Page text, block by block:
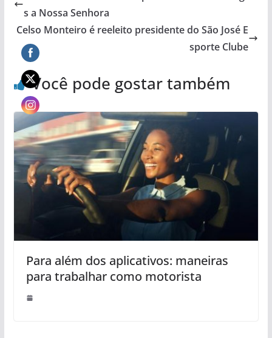
s a Nossa Senhora
Celso Monteiro é reeleito presidente do São José E
sporte Clube
Você pode gostar também
Para além dos aplicativos: maneiras
para trabalhar como motorista